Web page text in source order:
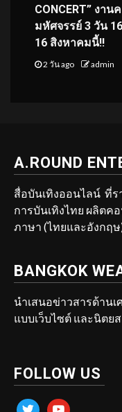
CONCERT” งา
มหัศจรรย์ 3 วัน
16 สิงหาคมนี้!!
2 วัน ago admin
A.ROUND
สื่อบันเทิงออนไลน์ ที่ร
การบันเทิงไทย ผลิตค
ภาษา (ไทยและอังกฤ
BANGKOK
นำเสนอข่าวสารด้านเ
แบบเว็บไซต์ และนิตย
FOLLOW US
twitter youtube